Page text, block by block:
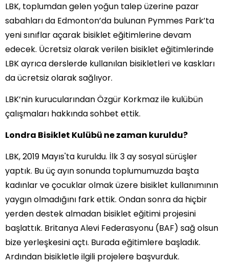
LBK, toplumdan gelen yoğun talep üzerine pazar
sabahları da Edmonton’da bulunan Pymmes Park’ta
yeni sınıflar açarak bisiklet eğitimlerine devam
edecek. Ücretsiz olarak verilen bisiklet eğitimlerinde
LBK ayrıca derslerde kullanılan bisikletleri ve kaskları
da ücretsiz olarak sağlıyor.
LBK’nin kurucularından Özgür Korkmaz ile kulübün
çalışmaları hakkında sohbet ettik.
Londra Bisiklet Kulübü ne zaman kuruldu?
LBK, 2019 Mayıs'ta kuruldu. İlk 3 ay sosyal sürüşler
yaptık. Bu üç ayın sonunda toplumumuzda başta
kadınlar ve çocuklar olmak üzere bisiklet kullanımının
yaygın olmadığını fark ettik. Ondan sonra da hiçbir
yerden destek almadan bisiklet eğitimi projesini
başlattık. Britanya Alevi Federasyonu (BAF) sağ olsun
bize yerleşkesini açtı. Burada eğitimlere başladık.
Ardından bisikletle ilgili projelere başvurduk.